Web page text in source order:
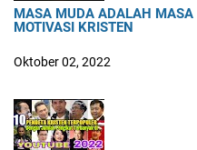
MASA MUDA ADALAH
MOTIVASI KRISTEN
Oktober 02, 2022